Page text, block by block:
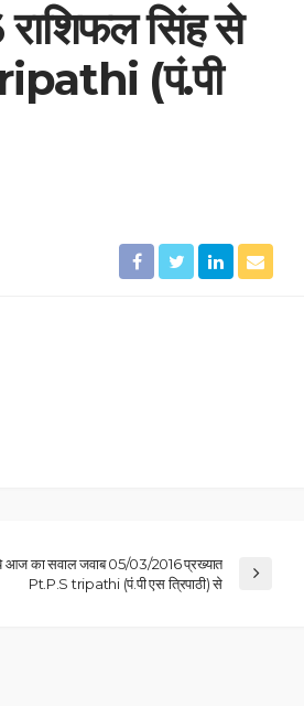
सिंह से
(पं.पी
आज का सवाल जवाब 05/03/2016 प्रख्यात
Pt.P.S tripathi (पं.पी एस त्रिपाठी) से